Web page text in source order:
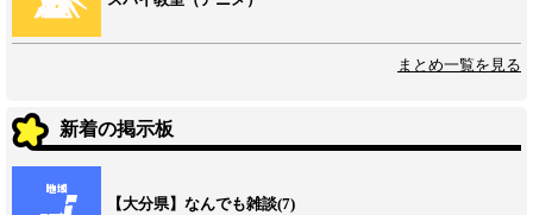
まとめ一覧を見る
新着の掲示板
【大分県】なんでも雑談(7)